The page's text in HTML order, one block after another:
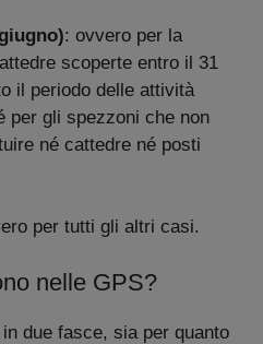
: ovvero per la
scoperte entro il 31
il periodo delle attività
per gli spezzoni che non
né cattedre né posti
per tutti gli altri casi.
nelle GPS?
due fasce, sia per quanto